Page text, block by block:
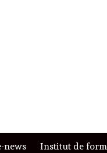
news Institut de